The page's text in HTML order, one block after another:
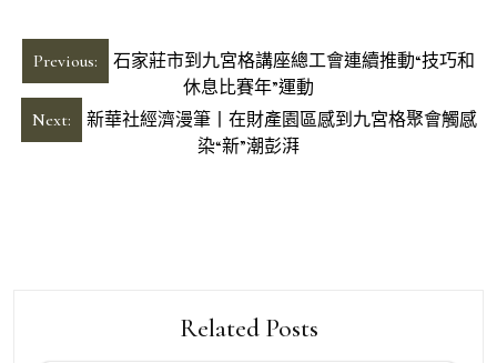
文
章
導
Previous:
石家莊市到九宮格講座總工會連續推動“技巧和
休息比賽年”運動
Next:
新華社經濟漫筆丨在財產園區感到九宮格聚會觸感
染“新”潮彭湃
Related Posts